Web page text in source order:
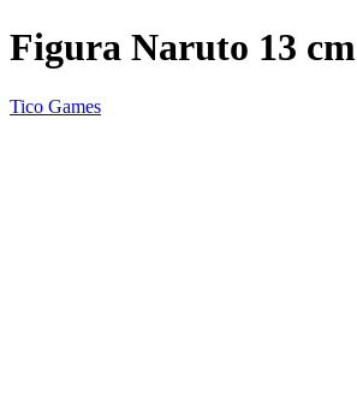
Figura Naruto 13 cm
Tico Games